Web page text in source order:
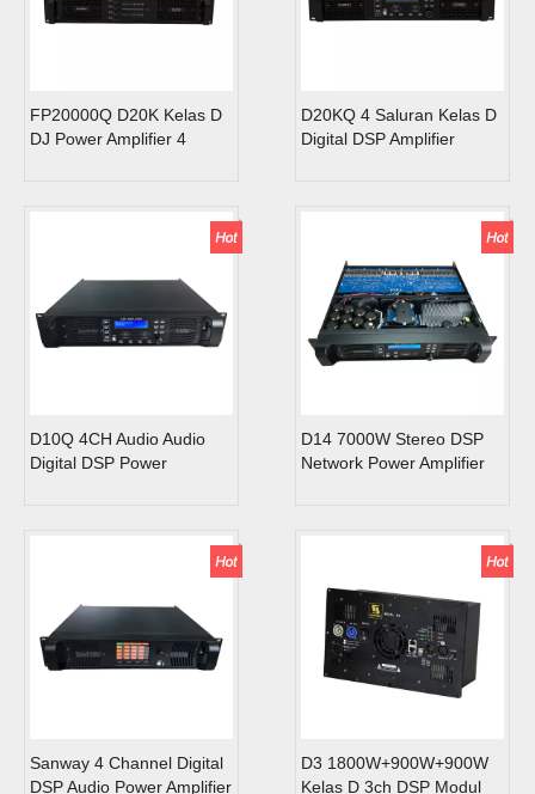
FP20000Q D20K Kelas D
DJ Power Amplifier 4
D20KQ 4 Saluran Kelas D
Digital DSP Amplifier
D10Q 4CH Audio Audio
Digital DSP Power
D14 7000W Stereo DSP
Network Power Amplifier
Sanway 4 Channel Digital
DSP Audio Power Amplifier
D3 1800W+900W+900W
Kelas D 3ch DSP Modul